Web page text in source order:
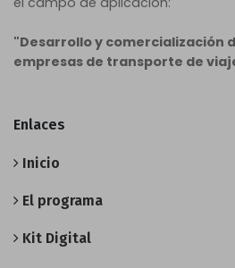
"Desarrollo y comercialización
empresas de transporte de
Enlaces
Inicio
El programa
Kit Digital